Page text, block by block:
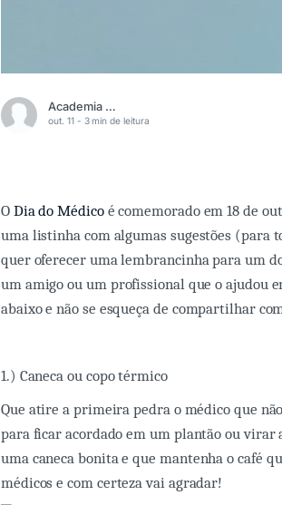
Academia Médica
out. 11 - 3 min de leitura
ODia do Médicoé comemorado em 18 de
uma listinha com algumas sugestões (para
quer oferecer uma lembrancinha para um
um amigo ou um profissional que o ajudou
abaixo e não se esqueça de compartilhar
1.) Caneca ou copo térmico
Que atire a primeira pedra o médico que
para ficar acordado em um plantão ou virar
uma caneca bonita e que mantenha o café
médicos e com certeza vai agradar!